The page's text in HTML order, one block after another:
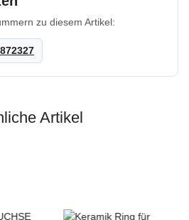
zu diesem Artikel:
Artikel